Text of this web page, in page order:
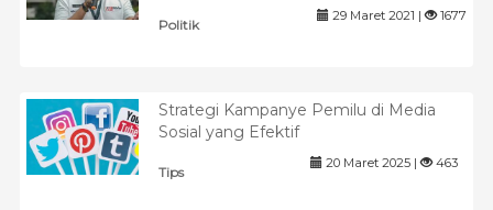
Politik
29 Maret 2021 | 1677
Strategi Kampanye Pemilu di Media
Sosial yang Efektif
Tips
20 Maret 2025 | 463